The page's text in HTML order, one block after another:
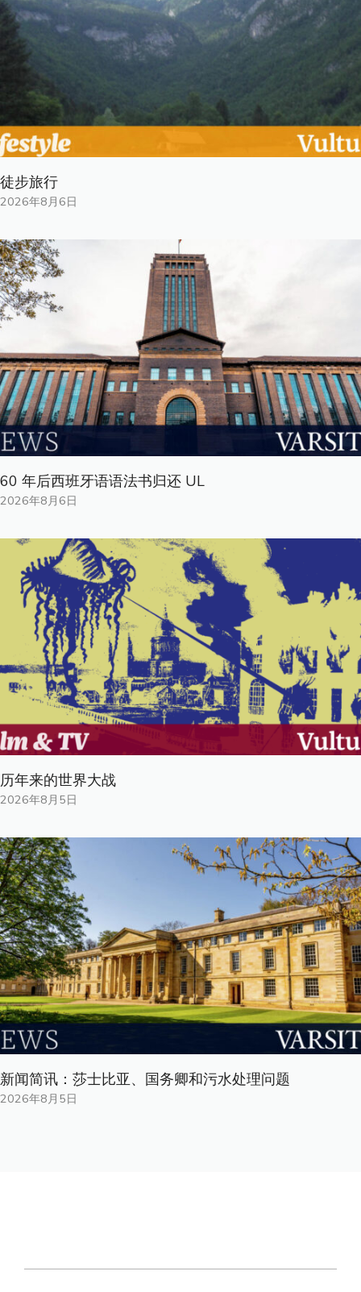
徒步旅行
2026年8月6日
60 年后西班牙语语法书归还 UL
2026年8月6日
历年来的世界大战
2026年8月5日
新闻简讯：莎士比亚、国务卿和污水处理问题
2026年8月5日